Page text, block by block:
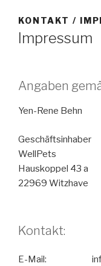
KONTAKT /
Impressum
Angaben
Yen-Rene Behn
Geschäftsinhaber
WellPets
Hauskoppel 43 a
22969 Witzhave
Kontakt:
E-Mail: